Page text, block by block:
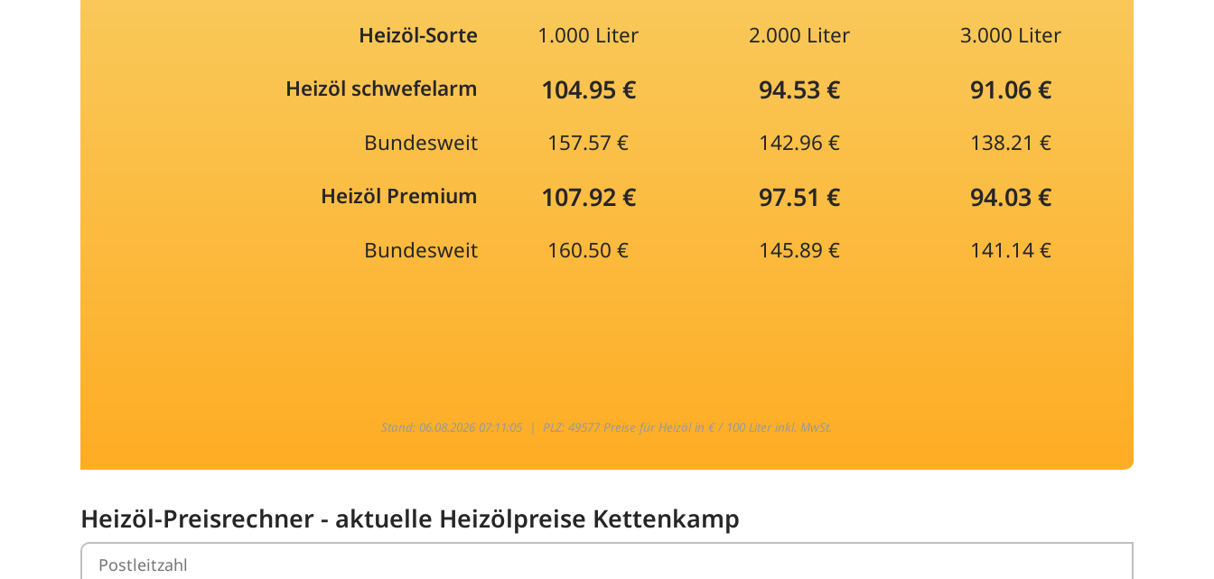
Heizöl-Sorte 1.000 Liter 2.000 Liter
3.000 Liter
Heizöl schwefelarm
104.95 € 94.53 € 91.06 €
Bundesweit 157.57 € 142.96 €
138.21 €
Heizöl Premium
107.92 € 97.51 € 94.03 €
Bundesweit 160.50 € 145.89 € 141.14 €
Stand: 06.08.2026 07:11:05 |PLZ: 49577 Preise für Heizöl in € / 100 Liter inkl. MwSt.
Heizöl-Preisrechner - aktuelle Heizölpreise Kettenkamp